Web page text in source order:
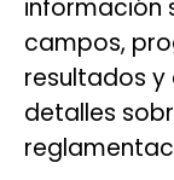
información
campos,
resultados
detalles